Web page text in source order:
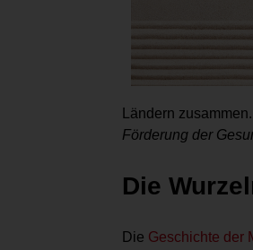
Ländern
Förderung der
Die
Die Geschichte der